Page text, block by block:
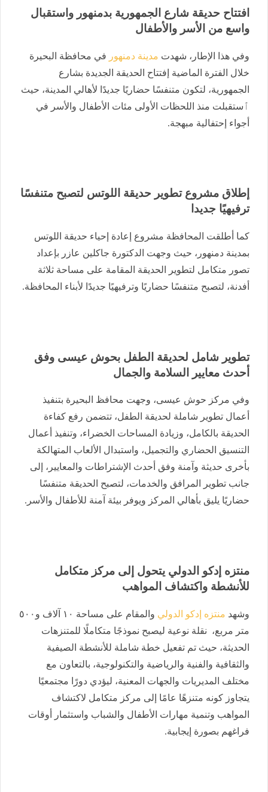
افتتاح حديقة شارع الجمهورية بدمنهور واستقبال
واسع من الأسر والأطفال
وفي هذا الإطار، شهدت مدينة دمنهور في محافظة البحيرة
خلال الفترة الماضية إفتتاح الحديقة الجديدة بشارع
الجمهورية، لتكون متنفسًا حضاريًا جديدًا لأهالي المدينة، حيث
ٱستقبلت منذ اللحظات الأولى مئات الأطفال والأسر في
أجواء إحتفالية مبهجة.
إطلاق مشروع تطوير حديقة اللوتس لتصبح متنفسًا
ترفيهيًا جديدا
كما أطلقت المحافظة مشروع إعادة إحياء حديقة اللوتس
بمدينة دمنهور، حيث وجهت الدكتورة جاكلين عازر بإعداد
تصور متكامل لتطوير الحديقة المقامة على مساحة ثلاثة
أفدنة، لتصبح متنفسًا حضاريًا وترفيهيًا جديدًا لأبناء المحافظة.
تطوير شامل لحديقة الطفل بحوش عيسى وفق
أحدث معايير السلامة والجمال
وفي مركز حوش عيسى، وجهت محافظ البحيرة بتنفيذ
أعمال تطوير شاملة لحديقة الطفل، تتضمن رفع كفاءة
الحديقة بالكامل، وزيادة المساحات الخضراء، وتنفيذ أعمال
التنسيق الحضاري والتجميل، واستبدال الألعاب المتهالكة
بأخرى حديثة وآمنة وفق أحدث الإشتراطات والمعايير، إلى
جانب تطوير المرافق والخدمات، لتصبح الحديقة متنفسًا
حضاريًا يليق بأهالي المركز ويوفر بيئة آمنة للأطفال والأسر.
منتزه إدكو الدولي يتحول إلى مركز متكامل
للأنشطة واكتشاف المواهب
وشهد منتزه إدكو الدولي
والمقام على مساحة ١٠ آلاف و٥٠٠
متر مربع، نقلة نوعية ليصبح نموذجًا متكاملًا للمتنزهات
الحديثة، حيث تم تفعيل خطة شاملة للأنشطة الصيفية
والثقافية والفنية والرياضية والتكنولوجية، بالتعاون مع
مختلف المديريات والجهات المعنية، ليؤدي دورًا مجتمعيًا
يتجاوز كونه متنزهًا عامًا إلى مركز متكامل لاكتشاف
المواهب وتنمية مهارات الأطفال والشباب واستثمار أوقات
فراغهم بصورة إيجابية.